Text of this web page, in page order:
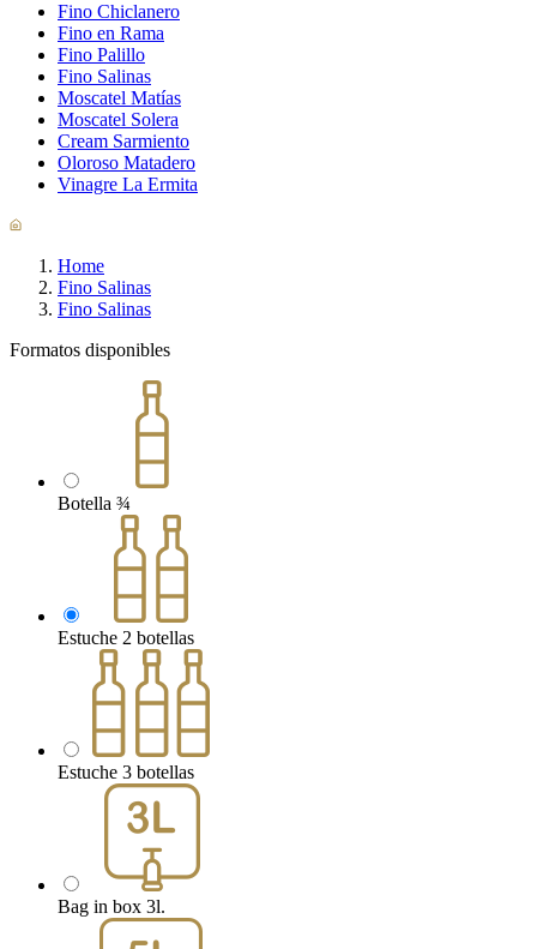
Fino Chiclanero
Fino en Rama
Fino Palillo
Fino Salinas
Moscatel Matías
Moscatel Solera
Cream Sarmiento
Oloroso Matadero
Vinagre La Ermita
Home
Fino Salinas
Fino Salinas
Formatos disponibles
Botella ¾
Estuche 2 botellas
Estuche 3 botellas
Bag in box 3l.